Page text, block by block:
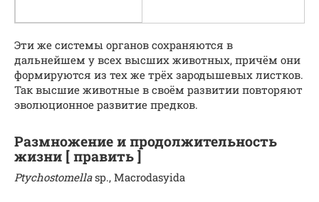
Эти же системы органов сохраняются в
дальнейшем у всех высших животных, причём они
формируются из тех же трёх зародышевых листков.
Так высшие животные в своём развитии повторяют
эволюционное развитие предков.
Размножение и продолжительность
жизни [ править ]
Ptychostomellasp., Macrodasyida